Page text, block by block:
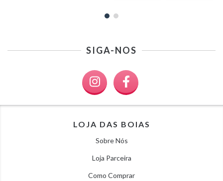
SIGA-NOS
LOJA DAS BOIAS
Sobre Nós
Loja Parceira
Como Comprar